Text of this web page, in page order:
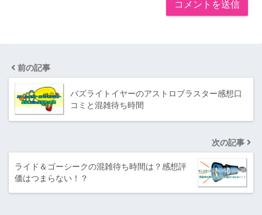
前の記事
バズライトイヤーのアストロブラスター感想口
コミと混雑待ち時間
次の記事
ライド＆ゴーシークの混雑待ち時間は？感想評
価はつまらない！？